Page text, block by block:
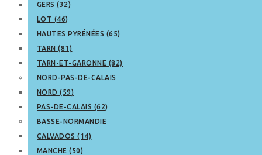
GERS (32)
LOT (46)
HAUTES PYRÉNÉES (65)
TARN (81)
TARN-ET-GARONNE (82)
NORD-PAS-DE-CALAIS
NORD (59)
PAS-DE-CALAIS (62)
BASSE-NORMANDIE
CALVADOS (14)
MANCHE (50)